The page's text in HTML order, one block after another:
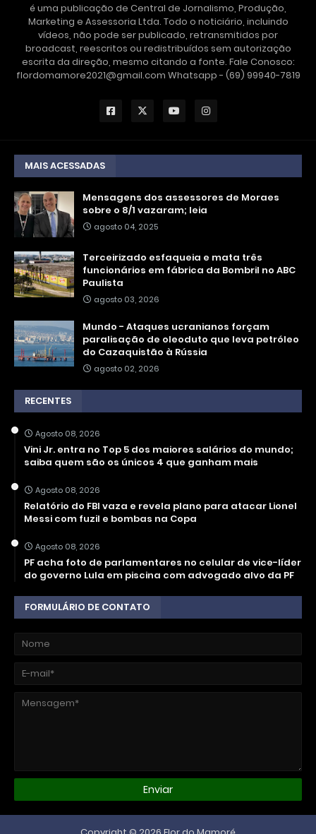
é uma publicação de Central de Jornalismo, Produção,
Marketing e Assessoria Ltda. Todo o noticiário, incluindo
vídeos, não pode ser publicado, retransmitidos por
broadcast, reescritos ou redistribuídos sem autorização
escrita da direção, mesmo citando a fonte. Fale Conosco:
flordomamore2021@gmail.com Whatsapp - (69) 99940-7819
MAIS ACESSADAS
Mensagens dos assessores de Moraes
sobre o 8/1 vazaram; leia
agosto 04, 2025
Terceirizado esfaqueia e mata três
funcionários em fábrica da Bombril no ABC
Paulista
agosto 03, 2026
Mundo - Ataques ucranianos forçam
paralisação de oleoduto que leva petróleo
do Cazaquistão à Rússia
agosto 02, 2026
RECENTES
Agosto 08, 2026
Vini Jr. entra no Top 5 dos maiores salários do mundo;
saiba quem são os únicos 4 que ganham mais
Agosto 08, 2026
Relatório do FBI vaza e revela plano para atacar Lionel
Messi com fuzil e bombas na Copa
Agosto 08, 2026
PF acha foto de parlamentares no celular de vice-líder
do governo Lula em piscina com advogado alvo da PF
FORMULÁRIO DE CONTATO